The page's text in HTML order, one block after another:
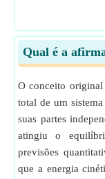
Qual é a
O conceito original
total de um
suas partes
atingiu o
previsões
que a energia